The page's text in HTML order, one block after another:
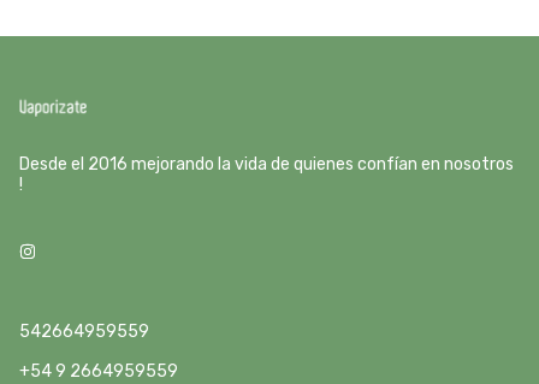
Desde el 2016 mejorando la vida de quienes confían en nosotros
!
542664959559
+54 9 2664959559